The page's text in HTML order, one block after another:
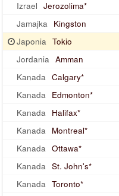
Izrael Jerozolima*
Jamajka Kingston
Japonia Tokio
Jordania Amman
Kanada Calgary*
Kanada Edmonton*
Kanada Halifax*
Kanada Montreal*
Kanada Ottawa*
Kanada St. John's*
Kanada Toronto*